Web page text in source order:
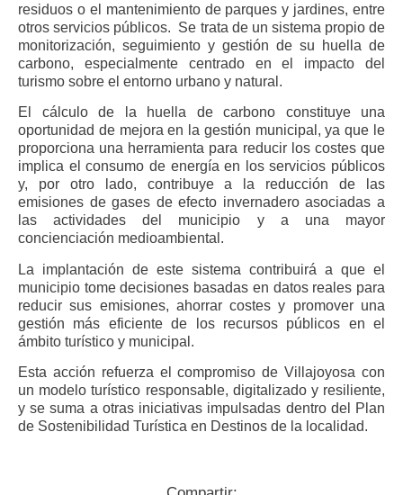
residuos o el mantenimiento de parques y jardines, entre
otros servicios públicos. Se trata de un sistema propio de
monitorización, seguimiento y gestión de su huella de
carbono, especialmente centrado en el impacto del
turismo sobre el entorno urbano y natural.
El cálculo de la huella de carbono constituye una
oportunidad de mejora en la gestión municipal, ya que le
proporciona una herramienta para reducir los costes que
implica el consumo de energía en los servicios públicos
y, por otro lado, contribuye a la reducción de las
emisiones de gases de efecto invernadero asociadas a
las actividades del municipio y a una mayor
concienciación medioambiental.
La implantación de este sistema contribuirá a que el
municipio tome decisiones basadas en datos reales para
reducir sus emisiones, ahorrar costes y promover una
gestión más eficiente de los recursos públicos en el
ámbito turístico y municipal.
Esta acción refuerza el compromiso de Villajoyosa con
un modelo turístico responsable, digitalizado y resiliente,
y se suma a otras iniciativas impulsadas dentro del Plan
de Sostenibilidad Turística en Destinos de la localidad.